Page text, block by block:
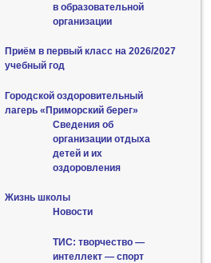
в образовательной
организации
Приём в первый класс на 2026/2027
учебный год
Городской оздоровительный
лагерь «Приморский берег»
Сведения об
организации отдыха
детей и их
оздоровления
Жизнь школы
Новости
ТИС: творчество —
интеллект — спорт